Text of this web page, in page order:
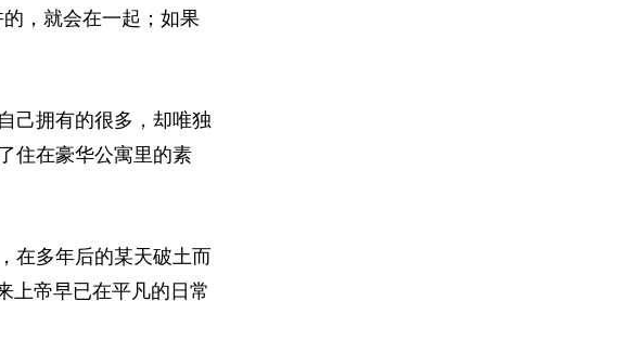
，就会在一起；如果
己拥有的很多，却唯独
住在豪华公寓里的素
在多年后的某天破土而
上帝早已在平凡的日常